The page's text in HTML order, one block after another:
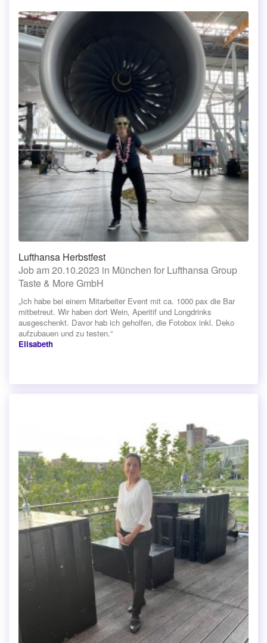
Lufthansa Herbstfest
Job am 20.10.2023 in München for Lufthansa Group
Taste & More GmbH
„Ich habe bei einem Mitarbeiter Event mit ca. 1000 pax die Bar
mitbetreut. Wir haben dort Wein, Aperitif und Longdrinks
ausgeschenkt. Davor hab ich geholfen, die Fotobox inkl. Deko
aufzubauen und zu testen.“
Elisabeth